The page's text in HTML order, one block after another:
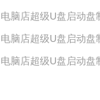
v7.5_2308
电脑店超级U盘启动盘
v7.5_2307
电脑店超级U盘启动盘
v7.5 2019(天蓬元帅版)
电脑店超级U盘启动盘